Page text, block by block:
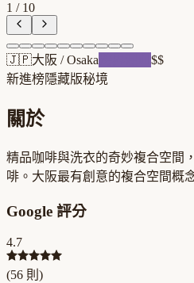
1 / 10
🇯🇵大阪 /Osaka
$$
新進榜隱藏版秘境
關於
精品咖啡與洗衣的奇妙複合空間
啡。大阪最有創意的複合空間概
Google 評分
4.7
(56 則)